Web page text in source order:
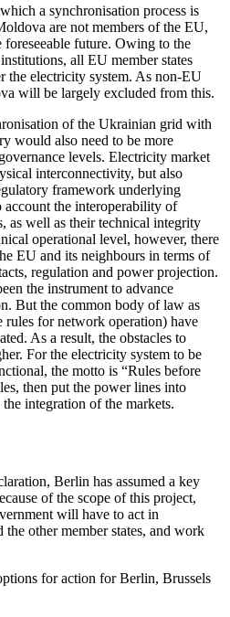
a synchronisation process is
are not members of the EU,
future. Owing to the
all EU mem­ber states
the electricity system. As non-EU
will be largely excluded from this.
of the Ukrainian grid with
would also need to be more
levels. Electricity market
interconnectivity, but also
framework underlying
account the interoper­ability of
as well as their technical integrity
operational level, however, there
EU and its neighbours in terms of
regulation and power projection.
the instrument to advance
But the common body of law as
rules for network operation) have
As a result, the obstacles to
For the electricity system to be
the motto is “Rules before
then put the power lines into
inte­gration of the markets.
Berlin has assumed a key
of the scope of this project,
will have to act in
other member states, and work
for action for Berlin, Brussels